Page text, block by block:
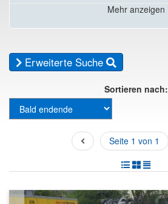
Mehr anzeigen
Erweiterte Suche
Sortieren nach:
Seite 1 von 1